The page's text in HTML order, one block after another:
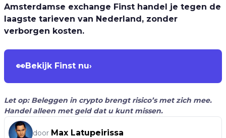
Amsterdamse exchange Finst handel je tegen de
laagste tarieven van Nederland, zonder
verborgen kosten.
👀Bekijk Finst nu›
Let op: Beleggen in crypto brengt risico’s met zich mee.
Handel alleen met geld dat u kunt missen.
door Max Latupeirissa